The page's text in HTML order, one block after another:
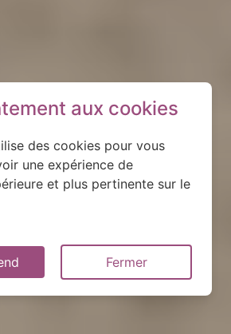
aux cookies
des cookies pour vous
une expérience de
et plus pertinente sur le
Fermer